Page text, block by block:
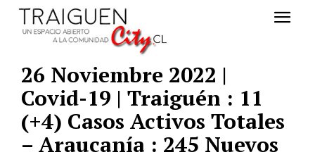
26 Noviembre 2022 |
Covid-19 | Traiguén : 11
(+4) Casos Activos Totales
– Araucanía : 245 Nuevos